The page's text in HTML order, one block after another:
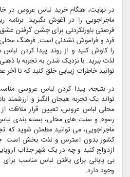
در نهایت، هنگام خرید لباس عروس در
ماجراجویی را در آغوش بگیرید.
فرصتی باورنکردنی برای جشن گرفتن
فرد و فراموش نشدنی است. فرهنگ محلی
را کاوش کنید و از روند پیدا کردن
لذت ببرید. با نزدیک شدن به تجربه با
توانید خاطرات زیبایی خلق کنید که تا آخر
در نتیجه، پیدا کردن لباس عروسی
تواند یک تجربه هیجان انگیز و ارزشمند
محلی لباس عروس، تعیین قرار ملاقات
رسوم و سنت های محلی، بسته بندی
ماجراجویی، می توانید مطمئن شوید که
کشور بدون استرس و لذت بخش است.
ازدواج کنید و چه در یک شهر جذاب اروپایی
بی پایانی برای یافتن لباس مناسب
وجود دارد.